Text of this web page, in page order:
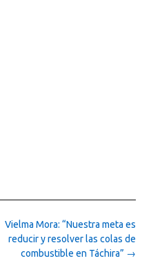
Vielma Mora: “Nuestra meta es
reducir y resolver las colas de
combustible en Táchira” →